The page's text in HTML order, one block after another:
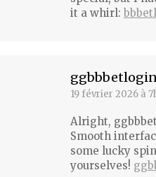
it a whirl:
dit
19 février 2026 à
Alright,
Smooth
some lucky
yourselves!